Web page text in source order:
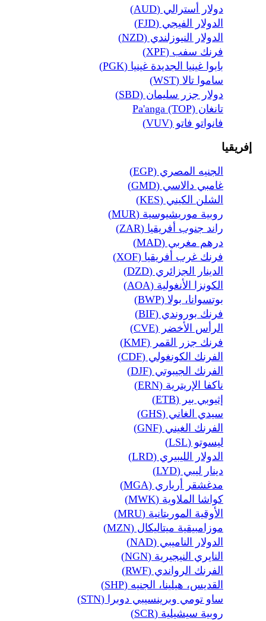
دولار أسترالي (AUD)
الدولار الفيجي (FJD)
الدولار النيوزلندي (NZD)
فرنك سفب (XPF)
بابوا غينيا الجديدة غينيا (PGK)
ساموا تالا (WST)
دولار جزر سليمان (SBD)
تانغان Pa'anga (TOP)
فانواتو فاتو (VUV)
إفريقيا
الجنيه المصري (EGP)
غامبي دالاسي (GMD)
الشلن الكيني (KES)
روبية موريشيوسية (MUR)
راند جنوب أفريقيا (ZAR)
درهم مغربي (MAD)
فرنك غرب أفريقيا (XOF)
الدينار الجزائري (DZD)
الكونزا الأنغولية (AOA)
بوتسوانا، بولا (BWP)
فرنك بوروندي (BIF)
الرأس الأخضر (CVE)
فرنك جزر القمر (KMF)
الفرنك الكونغولي (CDF)
الفرنك الجيبوتي (DJF)
ناكفا الإريترية (ERN)
إثيوبي بير (ETB)
سيدي الغاني (GHS)
الفرنك الغيني (GNF)
ليسوتو (LSL)
الدولار الليبيري (LRD)
دينار ليبي (LYD)
مدغشقر أرياري (MGA)
كواشا الملاوية (MWK)
الأوقية الموريتانية (MRU)
موزامبيقية ميتاليكال (MZN)
الدولار الناميبي (NAD)
النايري النيجيرية (NGN)
الفرنك الرواندي (RWF)
القديس، هيلينا، الجنيه (SHP)
ساو تومي وبرينسيبي دوبرا (STN)
روبية سيشيلية (SCR)